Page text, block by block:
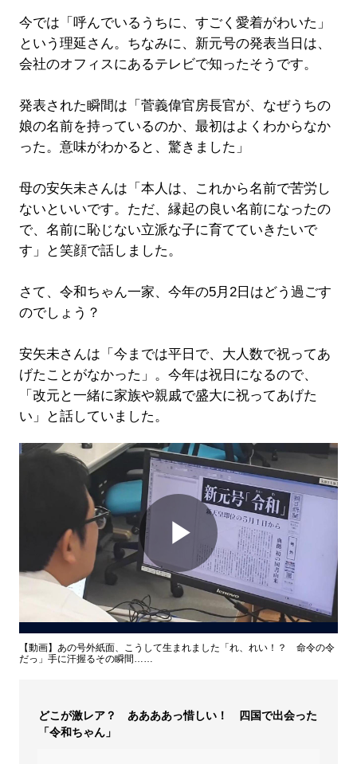
今では「呼んでいるうちに、すごく愛着がわいた」
という理延さん。ちなみに、新元号の発表当日は、
会社のオフィスにあるテレビで知ったそうです。
発表された瞬間は「菅義偉官房長官が、なぜうちの
娘の名前を持っているのか、最初はよくわからなか
った。意味がわかると、驚きました」
母の安矢未さんは「本人は、これから名前で苦労し
ないといいです。ただ、縁起の良い名前になったの
で、名前に恥じない立派な子に育てていきたいで
す」と笑顔で話しました。
さて、令和ちゃん一家、今年の5月2日はどう過ごす
のでしょう？
安矢未さんは「今までは平日で、大人数で祝ってあ
げたことがなかった」。今年は祝日になるので、
「改元と一緒に家族や親戚で盛大に祝ってあげた
い」と話していました。
Play
Video
【動画】あの号外紙面、こうして生まれました「れ、れい！？ 命令の令
だっ」手に汗握るその瞬間……
どこが激レア？ ああああっ惜しい！ 四国で出会った
「令和ちゃん」